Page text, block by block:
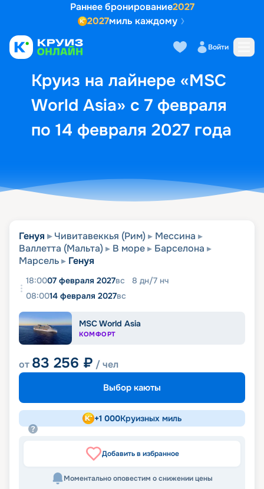
Раннее бронирование2027
2027миль каждому
Войти
Круиз на лайнере «MSC
World Asia» с 7 февраля
по 14 февраля 2027 года
Выбор кают Маршрут и
Генуя Чивитавеккья (Рим)
Мессина
Валлетта (Мальта)
В море
Барселона
Марсель
Генуя
18:0007 февраля 2027вс 8 дн/7 нч
08:0014 февраля 2027вс
MSC World Asia
КОМФОРТ
от 83 256 ₽ / чел
Выбор каюты
+1 000Круизных миль
Добавить в избранное
Моментально оповестим о снижении цены